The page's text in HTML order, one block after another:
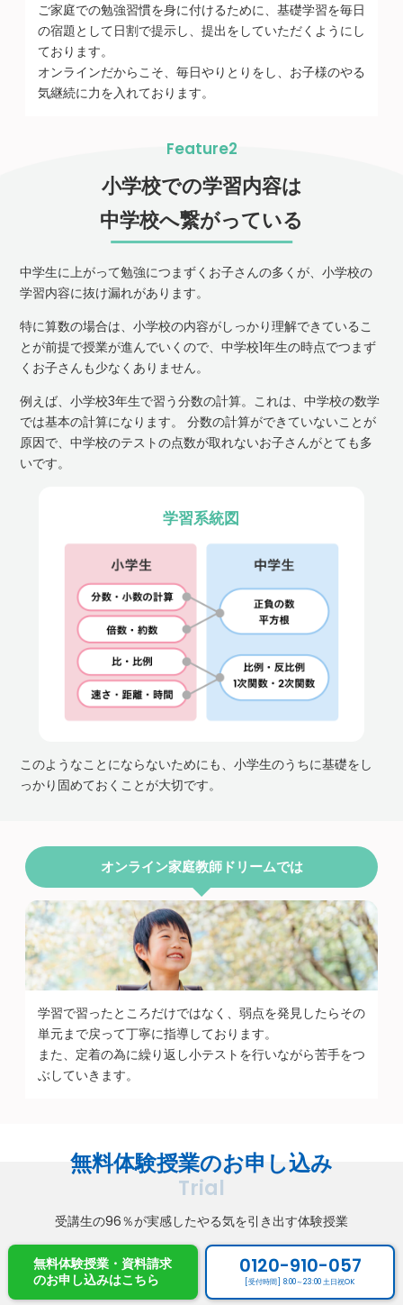
ご家庭での勉強習慣を身に付けるために、基礎学習を毎日
の宿題として日割で提示し、提出をしていただくようにし
ております。
オンラインだからこそ、毎日やりとりをし、お子様のやる
気継続に力を入れております。
Feature2
小学校での学習内容は
中学校へ繋がっている
中学生に上がって勉強につまずくお子さんの多くが、小学校の
学習内容に抜け漏れがあります。
特に算数の場合は、小学校の内容がしっかり理解できているこ
とが前提で授業が進んでいくので、中学校1年生の時点でつまず
くお子さんも少なくありません。
例えば、小学校3年生で習う分数の計算。これは、中学校の数学
では基本の計算になります。 分数の計算ができていないことが
原因で、中学校のテストの点数が取れないお子さんがとても多
いです。
学習系統図
このようなことにならないためにも、小学生のうちに基礎をし
っかり固めておくことが大切です。
オンライン家庭教師ドリームでは
学習で習ったところだけではなく、弱点を発見したらその
単元まで戻って丁寧に指導しております。
また、定着の為に繰り返し小テストを行いながら苦手をつ
ぶしていきます。
無料体験授業のお申し込み
Trial
受講生の96％が実感したやる気を引き出す体験授業
無料体験授業・資料請求
のお申し込みはこちら
0120-910-057
[受付時間] 8:00～23:00 土日祝OK